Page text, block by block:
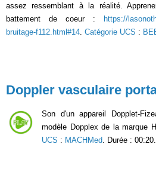
assez ressemblant à la réalité.
battement de coeur : https://
bruitage-f112.html#14 Catégorie UCS :
Doppler vasculaire
Son d'un appareil Dopplet-
modèle Dopplex de la marque
UCS : MACHMed. Durée : 00:20.